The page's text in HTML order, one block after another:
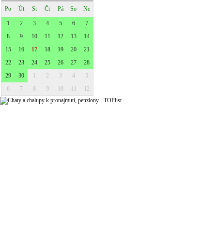
Po Út St Čt Pá So Ne
1 2 3 4 5 6
7
8
9 10 11 12 13
14
15
16 17 18 19 20
21
22
23 24 25 26 27
28
29
30 1 2 3 4
5
6
7 8 9 10 11 12